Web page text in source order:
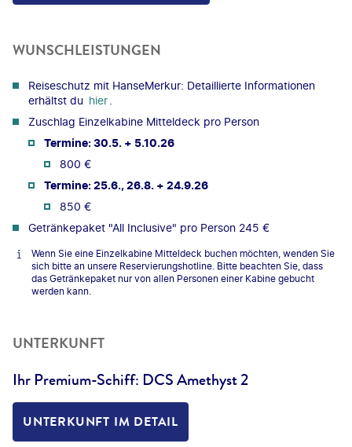
WUNSCHLEISTUNGEN
Reiseschutz mit HanseMerkur: Detaillierte Informationen
erhältst du hier
Zuschlag Einzelkabine Mitteldeck pro Person
Termine: 30.5. + 5.10.26
800 €
Termine: 25.6., 26.8. + 24.9.26
850 €
Getränkepaket "All Inclusive" pro Person 245 €
Wenn Sie eine Einzelkabine Mitteldeck buchen möchten, wenden Sie
sich bitte an unsere Reservierungshotline. Bitte beachten Sie, dass
das Getränkepaket nur von allen Personen einer Kabine gebucht
werden kann.
UNTERKUNFT
Ihr Premium-Schiff: DCS Amethyst 2
UNTERKUNFT IM DETAIL